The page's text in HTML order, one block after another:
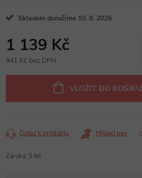
Skladem doručíme 10. 8. 2026
1 139 Kč
941 Kč bez DPH
VLOŽIT DO KOŠÍKU
Dotaz k produktu Hlídací pes
Záruka: 5 let